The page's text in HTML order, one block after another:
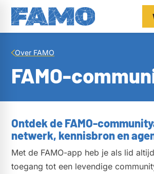
Over FAMO
FAMO-
Ontdek de FAMO-
netwerk, kennisbron en
Met de FAMO-app heb je als lid
toegang tot een levendige